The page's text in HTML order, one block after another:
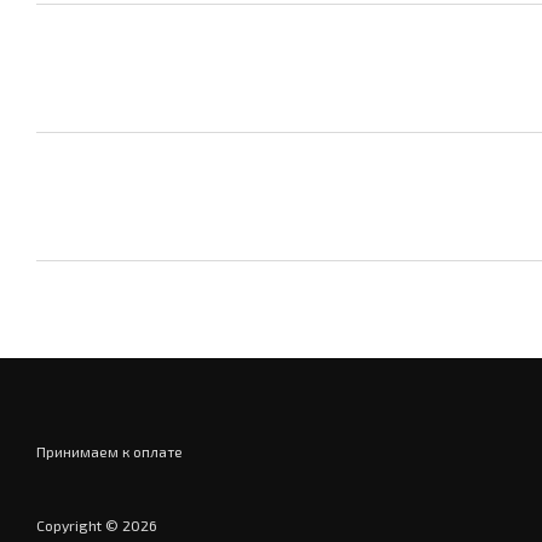
Принимаем к оплате
Copyright © 2026